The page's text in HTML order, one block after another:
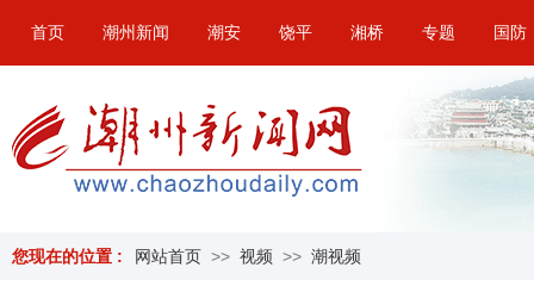
首页 潮州新闻 潮安 饶平 湘桥 专题 国防
您现在的位置 : 网站首页 >> 视频 >> 潮视频